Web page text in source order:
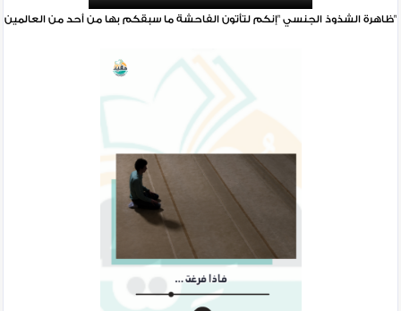
ظاهرة الشذوذ الجنسي "إنكم لتأتون الفاحشة ما سبقكم بها من أحد من العالمين"